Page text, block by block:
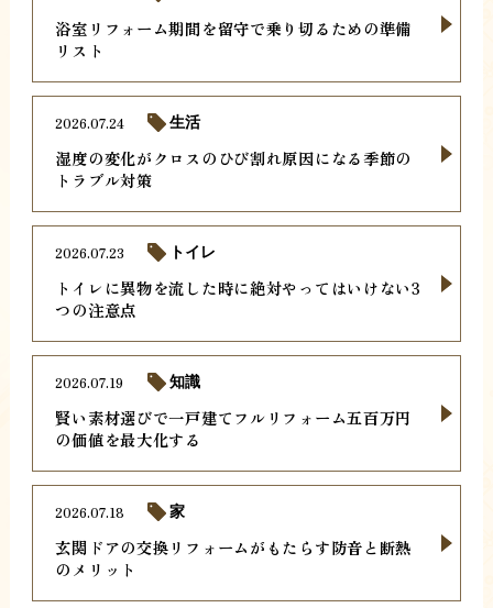
浴室リフォーム期間を留守で乗り切るための準備
リスト
湿度の変化がクロスのひび割れ原因になる季節の
トラブル対策
2026.07.24 生活
トイレに異物を流した時に絶対やってはいけない3
つの注意点
2026.07.23 トイレ
賢い素材選びで一戸建てフルリフォーム五百万円
の価値を最大化する
2026.07.19 知識
玄関ドアの交換リフォームがもたらす防音と断熱
のメリット
2026.07.18 家